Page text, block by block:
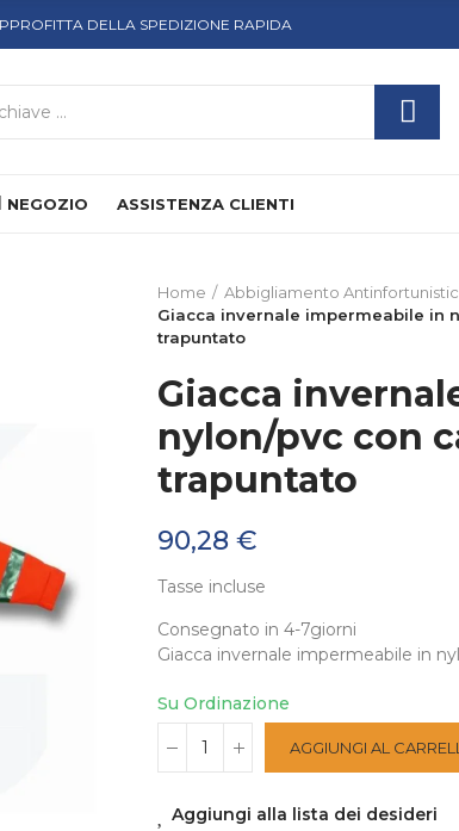
DELLA SPEDIZIONE RAPIDA
NEGOZIO ASSISTENZA CLIENTI
Home
Abbigliamento
Giacca invernale impermeabile in
trapuntato
Giacca
nylon/pvc con
trapuntato
90,28 €
Tasse incluse
Consegnato in 4-7giorni
Giacca invernale impermeabile in
Su Ordinazione
AGGIUNGI AL
Aggiungi alla lista dei desideri